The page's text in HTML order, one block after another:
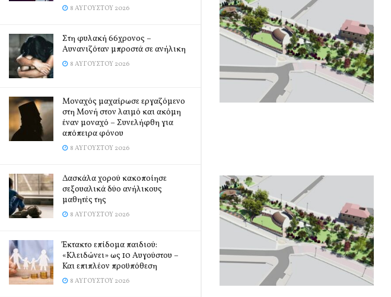
8 ΑΥΓΟΎΣΤΟΥ 2026
Στη φυλακή 66χρονος –
Αυνανιζόταν μπροστά σε ανήλικη
8 ΑΥΓΟΎΣΤΟΥ 2026
Μοναχός μαχαίρωσε εργαζόμενο
στη Μονή στον λαιμό και ακόμη
έναν μοναχό – Συνελήφθη για
απόπειρα φόνου
8 ΑΥΓΟΎΣΤΟΥ 2026
Δασκάλα χορού κακοποίησε
σεξουαλικά δύο ανήλικους
μαθητές της
8 ΑΥΓΟΎΣΤΟΥ 2026
Έκτακτο επίδομα παιδιού:
«Κλειδώνει» ως 10 Αυγούστου –
Και επιπλέον προϋπόθεση
8 ΑΥΓΟΎΣΤΟΥ 2026